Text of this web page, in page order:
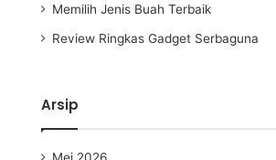
Memilih Jenis Buah Terbaik
Review Ringkas Gadget Serbaguna
Arsip